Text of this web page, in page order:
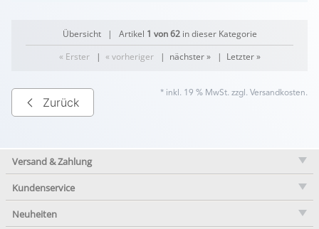
Übersicht| Artikel 1 von 62in dieser Kategorie
« Erster| « vorheriger| nächster »| Letzter »
Zurück
* inkl. 19 % MwSt. zzgl. Versandkosten.
Versand & Zahlung
Kundenservice
Neuheiten